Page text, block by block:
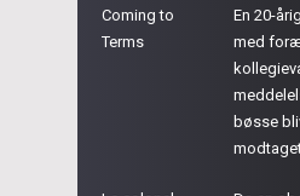
Coming to
Terms
En 20-
med
bøsse